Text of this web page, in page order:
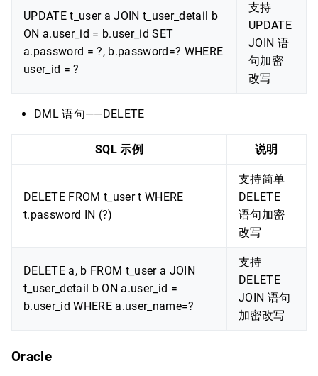
UPDATE t_user a JOIN t_user_detail b
ON a.user_id = b.user_id SET
a.password = ?, b.password=? WHERE
user_id = ?
支持
UPDATE
JOIN 语
句加密
改写
DML 语句——DELETE
SQL 示例 说明
DELETE FROM t_user t WHERE
t.password IN (?)
支持简单
DELETE
语句加密
改写
DELETE a, b FROM t_user a JOIN
t_user_detail b ON a.user_id =
b.user_id WHERE a.user_name=?
支持
DELETE
JOIN 语句
加密改写
Oracle